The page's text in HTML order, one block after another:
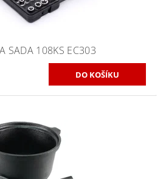
SADA 108KS EC303